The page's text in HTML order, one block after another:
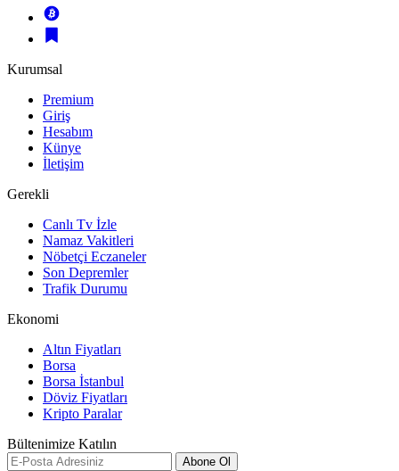
Kurumsal
Premium
Giriş
Hesabım
Künye
İletişim
Gerekli
Canlı Tv İzle
Namaz Vakitleri
Nöbetçi Eczaneler
Son Depremler
Trafik Durumu
Ekonomi
Altın Fiyatları
Borsa
Borsa İstanbul
Döviz Fiyatları
Kripto Paralar
Bültenimize Katılın
Abone Ol